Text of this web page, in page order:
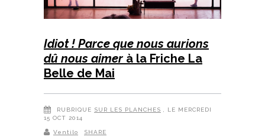
Idiot ! Parce que nous aurions
dû nous aimer à la Friche La
Belle de Mai
RUBRIQUE SUR LES PLANCHES
, LE MERCREDI
15 OCT 2014
Ventilo SHARE